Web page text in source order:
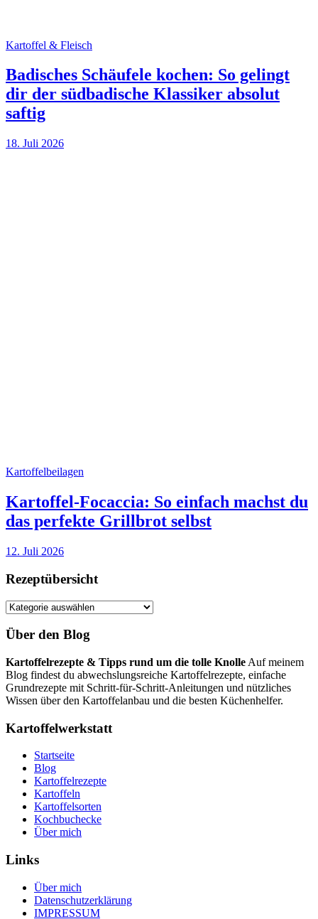
Kartoffel & Fleisch
Badisches Schäufele kochen: So gelingt
dir der südbadische Klassiker absolut
saftig
18. Juli 2026
Kartoffelbeilagen
Kartoffel-Focaccia: So einfach machst du
das perfekte Grillbrot selbst
12. Juli 2026
Rezeptübersicht
Rezeptübersicht
Über den Blog
Kartoffelrezepte & Tipps rund um die tolle Knolle Auf meinem
Blog findest du abwechslungsreiche Kartoffelrezepte, einfache
Grundrezepte mit Schritt-für-Schritt-Anleitungen und nützliches
Wissen über den Kartoffelanbau und die besten Küchenhelfer.
Kartoffelwerkstatt
Startseite
Blog
Kartoffelrezepte
Kartoffeln
Kartoffelsorten
Kochbuchecke
Über mich
Links
Über mich
Datenschutzerklärung
IMPRESSUM